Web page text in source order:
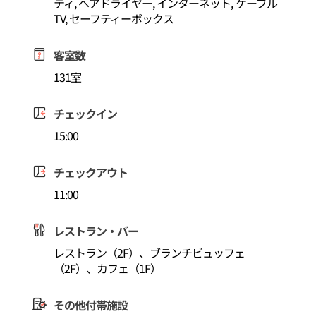
TV, セーフティーボックス
客室数
131室
チェックイン
15:00
チェックアウト
11:00
レストラン・バー
レストラン（2F）、ブランチビュッフェ
（2F）、カフェ（1F）
その他付帯施設